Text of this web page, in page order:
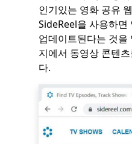
인기있는 영화 공유
SideReel을 사용하면
업데이트된다는 것을
지에서 동영상 콘텐
다.